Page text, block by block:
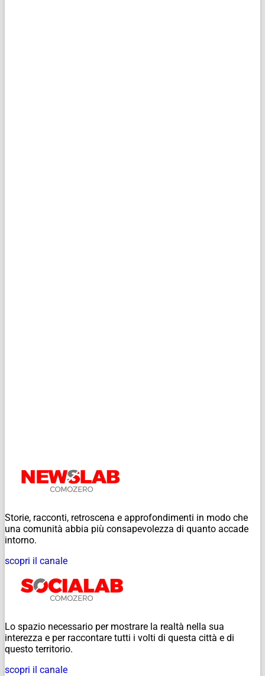
Storie, racconti, retroscena e approfondimenti in modo che
una comunità abbia più consapevolezza di quanto accade
intorno.
scopri il canale
Lo spazio necessario per mostrare la realtà nella sua
interezza e per raccontare tutti i volti di questa città e di
questo territorio.
scopri il canale